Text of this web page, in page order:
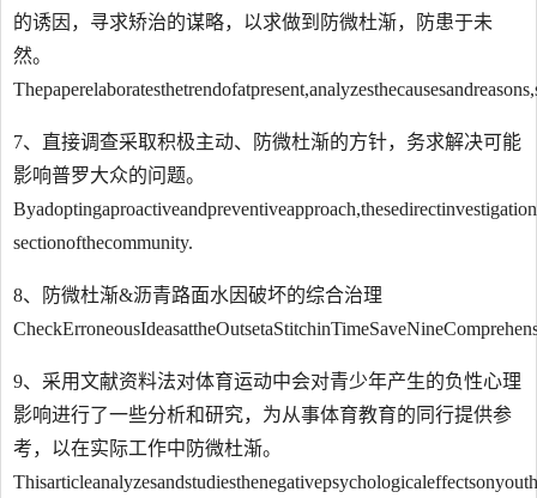
的诱因，寻求矫治的谋略，以求做到防微杜渐，防患于未
然。
7、直接调查采取积极主动、防微杜渐的方针，务求解决可能
影响普罗大众的问题。
sectionofthecommunity.
8、防微杜渐&沥青路面水因破坏的综合治理
9、采用文献资料法对体育运动中会对青少年产生的负性心理
影响进行了一些分析和研究，为从事体育教育的同行提供参
考，以在实际工作中防微杜渐。